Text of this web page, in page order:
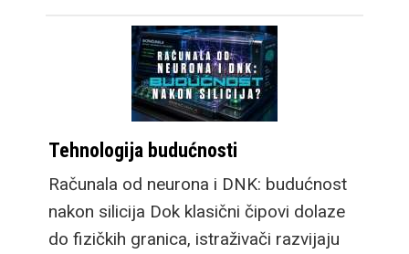
Tehnologija budućnosti
Računala od neurona i DNK: budućnost
nakon silicija Dok klasični čipovi dolaze
do fizičkih granica, istraživači razvijaju